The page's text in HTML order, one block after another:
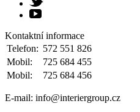
Kontaktní informace
Telefon: 572 551 826
Mobil:
725 684 455
Mobil:
725 684 456
E-mail: info@interiergroup.cz